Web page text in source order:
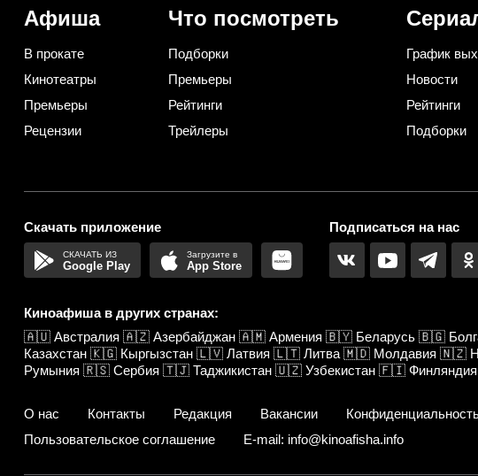
Афиша
В прокате
Кинотеатры
Премьеры
Рецензии
Что посмотреть
Подборки
Премьеры
Рейтинги
Трейлеры
График
Новости
Рейтинги
Подборки
Скачать приложение
Google Play App Store
Подписаться на нас
Киноафиша в других странах:
🇦🇺 Австралия 🇦🇿 Азербайджан 🇦🇲 Армения 🇧🇾 Беларусь 🇧🇬
Казахстан 🇰🇬 Кыргызстан 🇱🇻 Латвия 🇱🇹 Литва 🇲🇩 Молдавия 🇳🇿
Румыния 🇷🇸 Сербия 🇹🇯 Таджикистан 🇺🇿 Узбекистан 🇫🇮 Финляндия
О нас Контакты Редакция Вакансии
Пользовательское соглашение
E-mail: info@kinoafisha.info